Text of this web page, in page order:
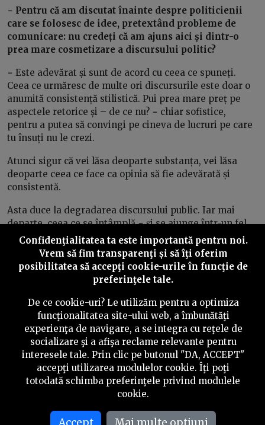
− Pentru că am discutat înainte despre politicienii
care se folosesc de idee, pretextând probleme de
comunicare: nu credeți că am ajuns aici și dintr-o
prea mare cosmetizare a discursului politic?
− Este adevărat și sunt de acord cu ceea ce spuneți.
Ceea ce urmăresc de multe ori discursurile este doar o
anumită consistență stilistică. Pui prea mare preț pe
aspectele retorice și – de ce nu? − chiar sofistice,
pentru a putea să convingi pe cineva de lucruri pe care
tu însuți nu le crezi.
Atunci sigur că vei lăsa deoparte substanța, vei lăsa
deoparte ceea ce face ca opinia să fie adevărată și
consistentă.
Asta duce la degradarea discursului public. Iar mai
departe, ceea ce se întâmplă−și se ajunge într-un fel
de cerc vicios – este că oamenii nu mai au încredere în
acest discurs public.
Oamenii se vor teme și nu vor mai avea încredere nici
atunci când li se spune adevărul. Or asta este, într-
adevăr, un lucru foarte grav. Acela în care omul ajunge
să nu mai creadă nici ceea ce i se dovedește că e
adevărat.
− E povestea cu Petrică și lupul.
Da. Și vine din această credință, care mi se pare
extrem de periculoasă, că nu avem acces la adevăr și că
toate opiniile sunt relative și că, într-o anumită măsură,
tot ceea ce credem a fi adevărat este fals…
Confidenţialitatea ta este importantă pentru noi.
Vrem să fim transparenţi și să îţi oferim
posibilitatea să accepţi cookie-urile în funcţie de
preferinţele tale.
De ce cookie-uri? Le utilizăm pentru a optimiza
funcţionalitatea site-ului web, a îmbunătăţi
experienţa de navigare, a se integra cu reţele de
socializare şi a afişa reclame relevante pentru
interesele tale. Prin clic pe butonul "DA, ACCEPT"
accepţi utilizarea modulelor cookie. Îţi poţi
totodată schimba preferinţele privind modulele
cookie.